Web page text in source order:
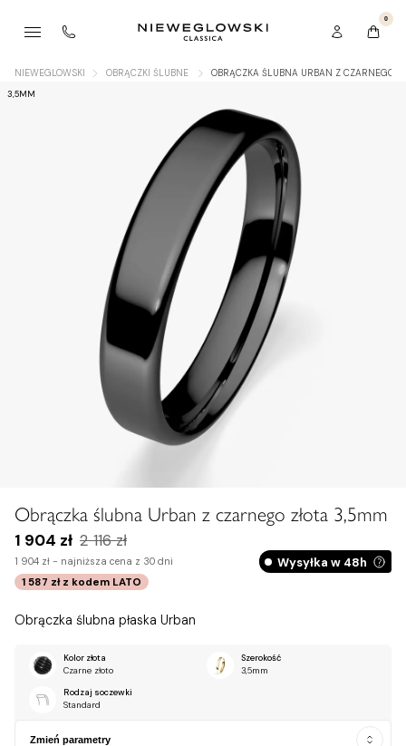
0
NIEWEGLOWSKI OBRĄCZKI ŚLUBNE OBRĄCZKA ŚLUBNA URBAN Z CZARNEGO
3,5MM
Obrączka ślubna Urban z czarnego złota 3,5mm
1 904 zł 2 116 zł
1 904 zł - najniższa cena z 30 dni
1 587 zł z kodem LATO
Wysyłka w 48h
Obrączka ślubna płaska Urban
Kolor złota
Czarne złoto
Szerokość
3,5mm
Rodzaj soczewki
Standard
Zmień parametry